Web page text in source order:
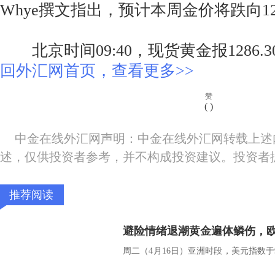
Whye撰文指出，预计本周金价将跌向
北京时间09:40，现货黄金报
回外汇网首页，查看更多>>
赞
( )
中金在线外汇网声明：中金在线外汇网转载上
述，仅供投资者参考，并不构成投资建议。投资
推荐阅读
周二（4月16日）亚洲时段，美元指数